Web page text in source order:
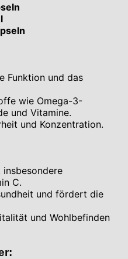
Funktion und das
wie Omega-3-
und Vitamine.
und Konzentration.
insbesondere
C.
und fördert die
und Wohlbefinden